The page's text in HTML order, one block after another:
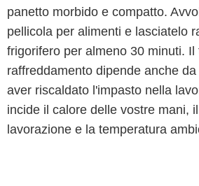
panetto morbido e compatto.
pellicola per alimenti e lasciatelo
frigorifero per almeno 30 minuti. Il
raffreddamento dipende anche
aver riscaldato l'impasto nella
incide il calore delle vostre mani,
lavorazione e la temperatura